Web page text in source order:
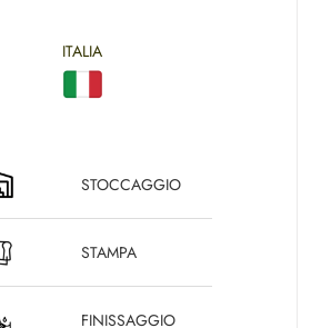
ITALIA
STOCCAGGIO
STAMPA
FINISSAGGIO